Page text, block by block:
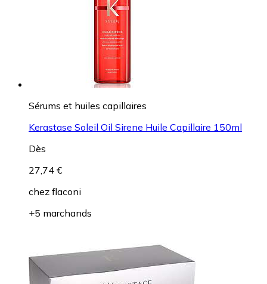
Sérums et huiles capillaires
Kerastase Soleil Oil Sirene Huile Capillaire 150ml
Dès
27,74 €
chez flaconi
+5 marchands